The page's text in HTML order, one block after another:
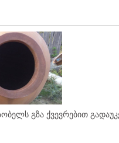
გზა ქვევრებით